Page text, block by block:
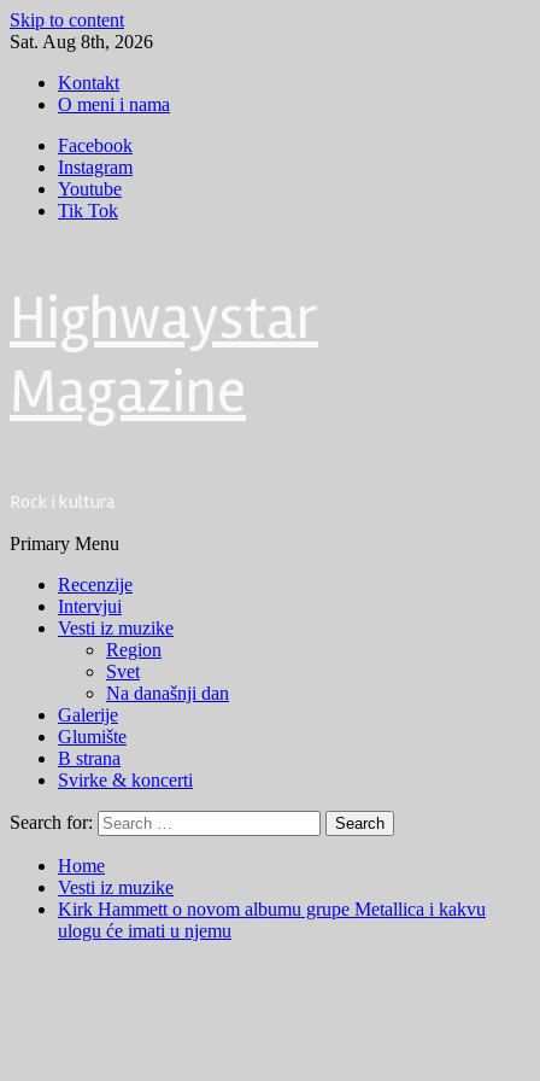
Skip to content
Sat. Aug 8th, 2026
Kontakt
O meni i nama
Facebook
Instagram
Youtube
Tik Tok
Highwaystar
Magazine
Rock i kultura
Primary Menu
Recenzije
Intervjui
Vesti iz muzike
Region
Svet
Na današnji dan
Galerije
Glumište
B strana
Svirke & koncerti
Search for:
Home
Vesti iz muzike
Kirk Hammett o novom albumu grupe Metallica i kakvu
ulogu će imati u njemu